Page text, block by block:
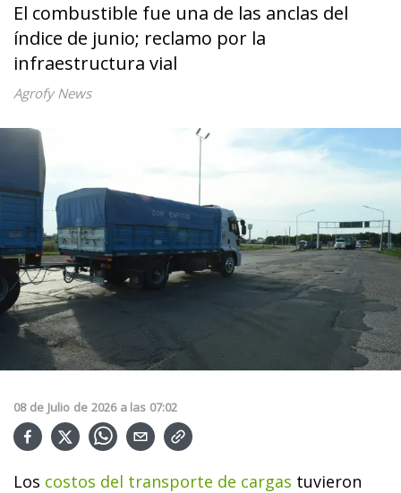
El combustible fue una de las anclas del
índice de junio; reclamo por la
infraestructura vial
Agrofy News
08 de Julio de 2026 a las 07:02
Los costos del transporte de cargas tuvieron